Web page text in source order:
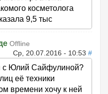
косметолога
9,5 тыс
Offline
Ср, 20.07.2016 - 10:53 #
с Юлий Сайфулиной?
её техники
времени хочу к ней